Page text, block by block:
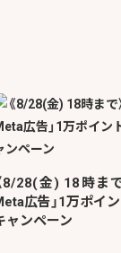
8/28(金) 18時ま
広告」1万ポイ
ャンペーン